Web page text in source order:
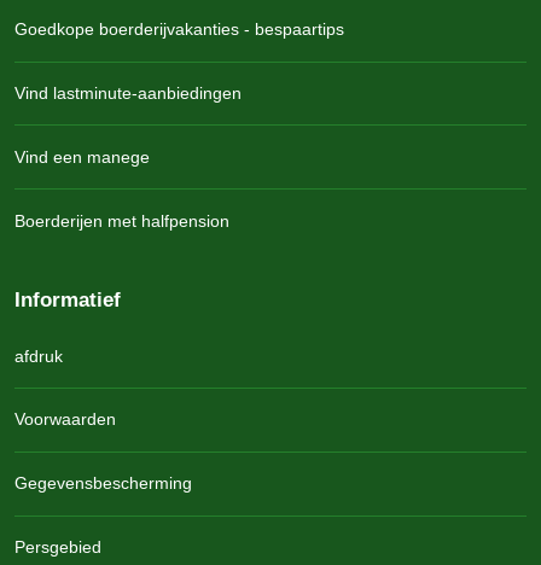
Goedkope boerderijvakanties - bespaartips
Vind lastminute-aanbiedingen
Vind een manege
Boerderijen met halfpension
Informatief
afdruk
Voorwaarden
Gegevensbescherming
Persgebied